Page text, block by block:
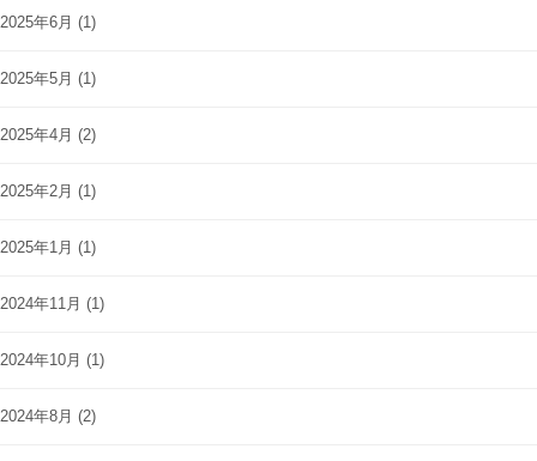
2025年6月 (1)
2025年5月 (1)
2025年4月 (2)
2025年2月 (1)
2025年1月 (1)
2024年11月 (1)
2024年10月 (1)
2024年8月 (2)